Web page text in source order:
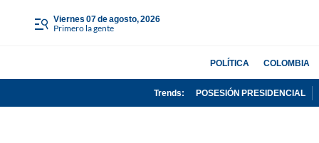
viernes 07 de agosto, 2026
Primero la gente
POLÍTICA COLOMBIA
Trends: POSESIÓN PRESIDENCIAL